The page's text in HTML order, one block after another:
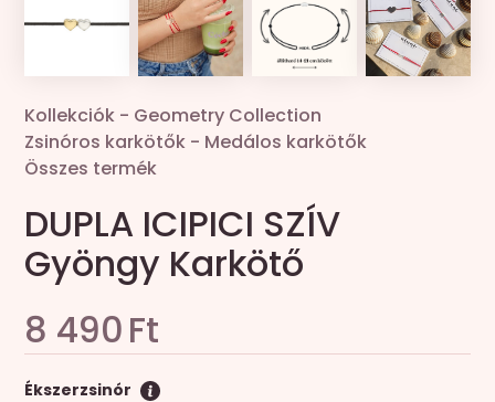
Kollekciók - Geometry Collection
Zsinóros karkötők - Medálos karkötők
Összes termék
DUPLA ICIPICI SZÍV
Gyöngy Karkötő
8 490Ft
Ékszerzsinór